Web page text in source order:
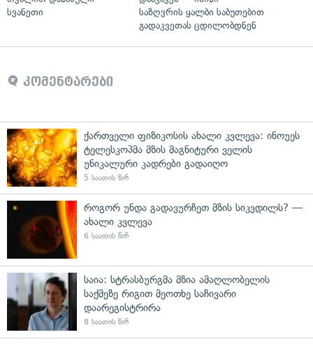
სვანეთი
საზღვრის ყალბი საბუთებით
გადაკვეთას ცდილობდნენ
კომენტარები
ქართველი ფიზიკოსის ახალი კვლევა: ინოუეს
ტელესკოპმა მზის მაგნიტური ველის
უნიკალური კადრები გადაიღო
5 საათის წინ
როგორ უნდა გადავურჩეთ მზის სიკვდილს? —
ახალი კვლევა
6 საათის წინ
საია: სტრასბურგმა მზია ამაღლობელის
საქმეზე რიგით მეოთხე საჩივარი
დაარეგისტრირა
8 საათის წინ